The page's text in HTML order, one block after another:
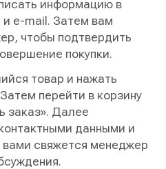
информацию в
e-mail. Затем вам
чтобы подтвердить
покупки.
товар и нажать
перейти в корзину
заказ». Далее
данными и
вами свяжется менеджер